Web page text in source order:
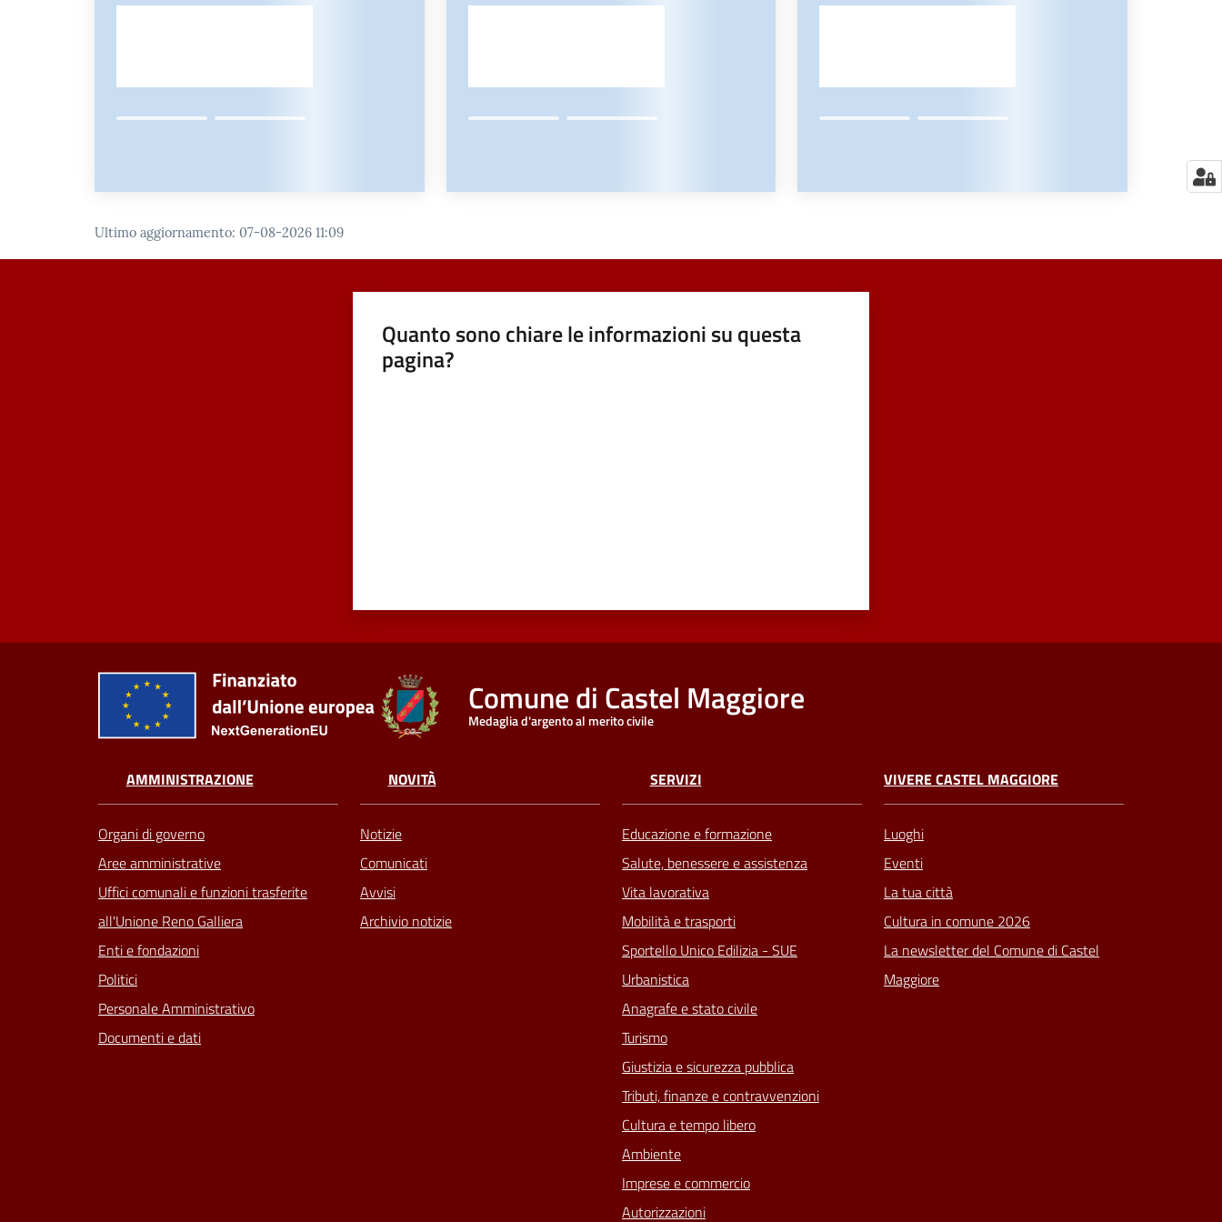
Ultimo aggiornamento: 07-08-2026 11:09
Quanto sono chiare le informazioni su questa
pagina?
Comune di Castel Maggiore
Medaglia d'argento al merito civile
AMMINISTRAZIONE
Organi di governo
Aree amministrative
Uffici comunali e funzioni trasferite
all'Unione Reno Galliera
Enti e fondazioni
Politici
Personale Amministrativo
Documenti e dati
NOVITÀ
Notizie
Comunicati
Avvisi
Archivio notizie
SERVIZI
Educazione e formazione
Salute, benessere e assistenza
Vita lavorativa
Mobilità e trasporti
Sportello Unico Edilizia - SUE
Urbanistica
Anagrafe e stato civile
Turismo
Giustizia e sicurezza pubblica
Tributi, finanze e contravvenzioni
Cultura e tempo libero
Ambiente
Imprese e commercio
Autorizzazioni
VIVERE CASTEL MAGGIORE
Luoghi
Eventi
La tua città
Cultura in comune 2026
La newsletter del Comune di Castel
Maggiore